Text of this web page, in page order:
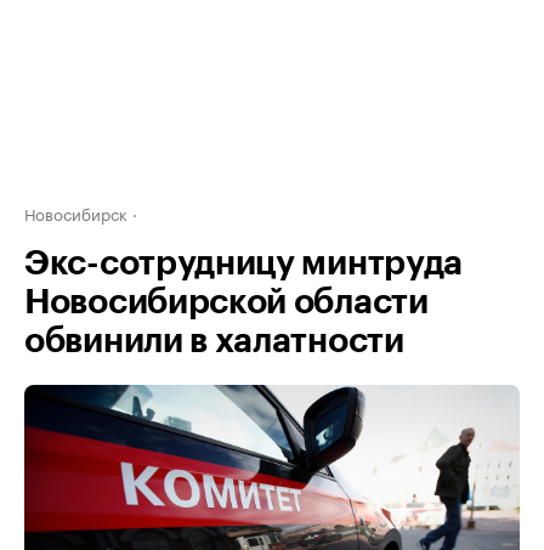
Новосибирск
Экс-сотрудницу минтруда
Новосибирской области
обвинили в халатности